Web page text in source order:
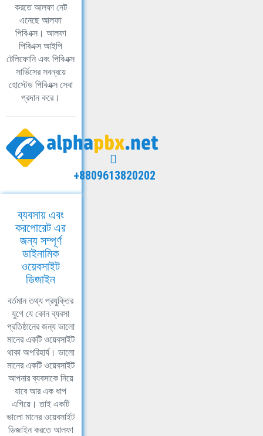
করতে আলফা নেট
এনেছে আলফা
পিবিএক্স। আলফা
পিবিএক্স আইপি
টেলিফোনি এবং পিবিএক্স
সার্ভিসের সবন্বয়ে
হোস্টেড পিবিএক্স সেবা
প্রদান করে।
+8809613820202
ব্যবসায় এবং
করপোরেট এর
জন্য সম্পূর্ণ
ডাইনামিক
ওয়েবসাইট
ডিজাইন
বর্তমান তথ্য প্রযুক্তির
যুগে যে কোন ব্যবসা
প্রতিষ্ঠানের জন্য ভালো
মানের একটি ওয়েবসাইট
থাকা অপরিহার্য। ভালো
মানের একটি ওয়েবসাইট
আপনার ব্যবসাকে নিয়ে
যাবে আর এক ধাপ
এগিয়ে। তাই একটি
ভালো মানের ওয়েবসাইট
ডিজাইন করতে আলফা